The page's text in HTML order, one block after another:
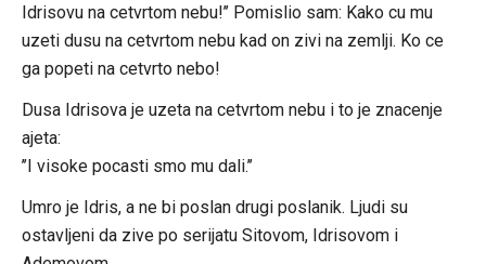
Idrisovu na cetvrtom nebu!’’ Pomislio sam: Kako cu mu
uzeti dusu na cetvrtom nebu kad on zivi na zemlji. Ko ce
ga popeti na cetvrto nebo!
Dusa Idrisova je uzeta na cetvrtom nebu i to je znacenje
ajeta:
’’I visoke pocasti smo mu dali.’’
Umro je Idris, a ne bi poslan drugi poslanik. Ljudi su
ostavljeni da zive po serijatu Sitovom, Idrisovom i